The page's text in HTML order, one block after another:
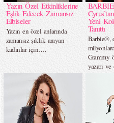
Yazın Özel Etkinliklerine
Eşlik Edecek Zamansız
Elbiseler
Yazın en özel anlarında
zamansız şıklık arayan
kadınlar için….
Yeni
Tanıttı
Barbie®,
Grammy
yazarı
serisinin